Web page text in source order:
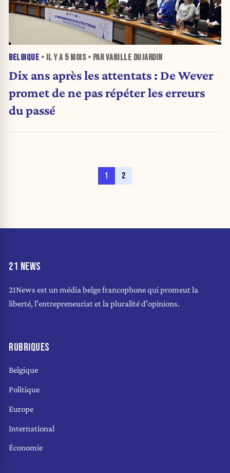
BELGIQUE • IL Y A 5 MOIS• PAR VANILLE DUJARDIN
Dix ans après les attentats : De Wever
promet de ne pas répéter les erreurs
du passé
1 2
21 NEWS
21News est un média belge francophone qui promeut la
liberté, l'entrepreneuriat et la pluralité d'opinions.
RUBRIQUES
Belgique
Politique
Europe
International
Économie